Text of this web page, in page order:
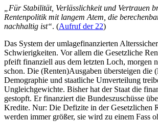
„Für Stabilität, Verlässlichkeit und Vertrauen
Rentenpolitik mit langem Atem, die
nachhaltig ist“. (Aufruf der 22)
Das System der umlagefinanzierten
Schwierigkeiten. Vor allem die Gesetzliche
pfeift finanziell aus dem letzten Loch, morgen
schon. Die (Renten)Ausgaben übersteigen die
Demographie und staatliche Umverteilung
Ungleichgewichte. Bisher hat der Staat die
gestopft. Er finanziert die Bundeszuschüsse
Kredite. Nur: Die Defizite in der Gesetzlichen
werden immer größer, sie wird zu einem Fass